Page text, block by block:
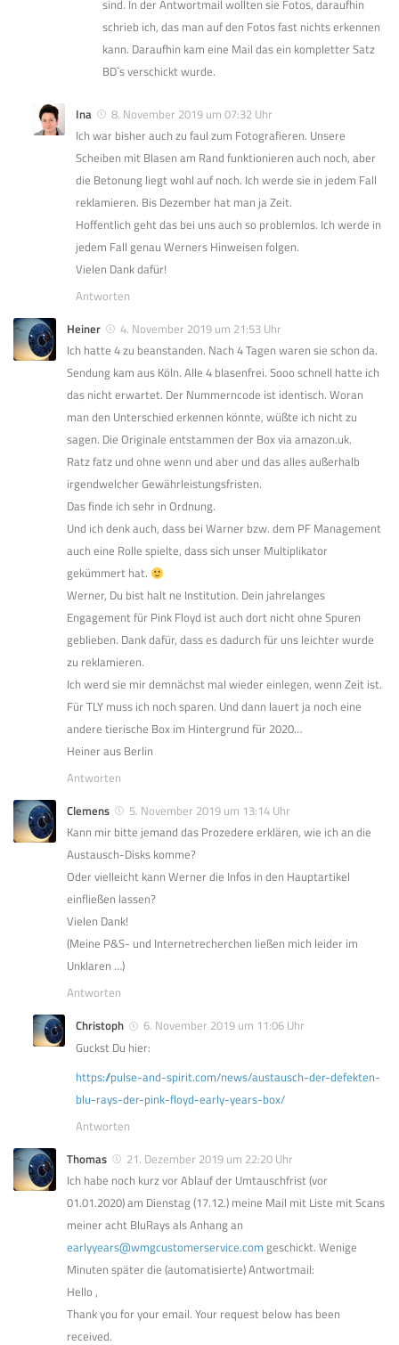
sind. In der Antwortmail wollten sie Fotos, daraufhin
schrieb ich, das man auf den Fotos fast nichts erkennen
kann. Daraufhin kam eine Mail das ein kompletter Satz
BD`s verschickt wurde.
Ina
8. November 2019 um 07:32 Uhr
Ich war bisher auch zu faul zum Fotografieren. Unsere
Scheiben mit Blasen am Rand funktionieren auch noch, aber
die Betonung liegt wohl auf noch. Ich werde sie in jedem Fall
reklamieren. Bis Dezember hat man ja Zeit.
Hoffentlich geht das bei uns auch so problemlos. Ich werde in
jedem Fall genau Werners Hinweisen folgen.
Vielen Dank dafür!
Antworten
Heiner
4. November 2019 um 21:53 Uhr
Ich hatte 4 zu beanstanden. Nach 4 Tagen waren sie schon da.
Sendung kam aus Köln. Alle 4 blasenfrei. Sooo schnell hatte ich
das nicht erwartet. Der Nummerncode ist identisch. Woran
man den Unterschied erkennen könnte, wüßte ich nicht zu
sagen. Die Originale entstammen der Box via amazon.uk.
Ratz fatz und ohne wenn und aber und das alles außerhalb
irgendwelcher Gewährleistungsfristen.
Das finde ich sehr in Ordnung.
Und ich denk auch, dass bei Warner bzw. dem PF Management
auch eine Rolle spielte, dass sich unser Multiplikator
gekümmert hat.
Werner, Du bist halt ne Institution. Dein jahrelanges
Engagement für Pink Floyd ist auch dort nicht ohne Spuren
geblieben. Dank dafür, dass es dadurch für uns leichter wurde
zu reklamieren.
Ich werd sie mir demnächst mal wieder einlegen, wenn Zeit ist.
Für TLY muss ich noch sparen. Und dann lauert ja noch eine
andere tierische Box im Hintergrund für 2020…
Heiner aus Berlin
Antworten
Clemens
5. November 2019 um 13:14 Uhr
Kann mir bitte jemand das Prozedere erklären, wie ich an die
Austausch-Disks komme?
Oder vielleicht kann Werner die Infos in den Hauptartikel
einfließen lassen?
Vielen Dank!
(Meine P&S- und Internetrecherchen ließen mich leider im
Unklaren …)
Antworten
Christoph
6. November 2019 um 11:06 Uhr
Guckst Du hier:
https://pulse-and-spirit.com/news/austausch-der-defekten-
blu-rays-der-pink-floyd-early-years-box/
Antworten
Thomas
21. Dezember 2019 um 22:20 Uhr
Ich habe noch kurz vor Ablauf der Umtauschfrist (vor
01.01.2020) am Dienstag (17.12.) meine Mail mit Liste mit Scans
meiner acht BluRays als Anhang an
earlyyears@wmgcustomerservice.com geschickt. Wenige
Minuten später die (automatisierte) Antwortmail:
Hello ,
Thank you for your email. Your request below has been
received.